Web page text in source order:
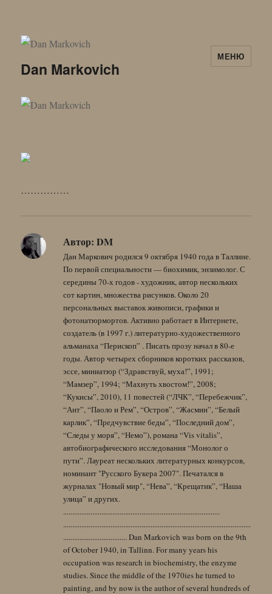
Dan Markovich
МЕНЮ
……………
Автор: DM
Дан Маркович родился 9 октября 1940 года в Таллине.
По первой специальности — биохимик, энзимолог. С
середины 70-х годов - художник, автор нескольких
сот картин, множества рисунков. Около 20
персональных выставок живописи, графики и
фотонатюрмортов. Активно работает в Интернете,
создатель (в 1997 г.) литературно-художественного
альманаха “Перископ” . Писать прозу начал в 80-е
годы. Автор четырех сборников коротких рассказов,
эссе, миниатюр (“Здравствуй, муха!”, 1991;
“Мамзер”, 1994; “Махнуть хвостом!”, 2008;
“Кукисы”, 2010), 11 повестей (“ЛЧК”, “Перебежчик”,
“Ант”, “Паоло и Рем”, “Остров”, “Жасмин”, “Белый
карлик”, “Предчувствие беды”, “Последний дом”,
“Следы у моря”, “Немо”), романа “Vis vitalis”,
автобиографического исследования “Монолог о
пути”. Лауреат нескольких литературных конкурсов,
номинант "Русского Букера 2007". Печатался в
журналах "Новый мир", “Нева”, “Крещатик”, “Наша
улица” и других.
......................................................................................
.......................................................................................................
................................... Dan Markovich was born on the 9th
of October 1940, in Tallinn. For many years his
occupation was research in biochemistry, the enzyme
studies. Since the middle of the 1970ies he turned to
painting, and by now is the author of several hundreds of